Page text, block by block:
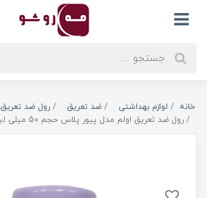
خانه لوازم بهداشتی ضد تعریق
رول ضد تعریق
رول ضد تعریق اولم مدل پیور پلاس حجم 50 میلی لیتر